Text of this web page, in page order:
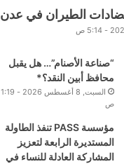
الطيران في عدن
“صناعة الأصنام”… هل يقبل
محافظ أبين النقد؟*
السبت, 8 أغسطس 2026 - 1:19
ص
مؤسسة PASS تنفذ الطاولة
المستديرة الرابعة لتعزيز
المشاركة العادلة للنساء في